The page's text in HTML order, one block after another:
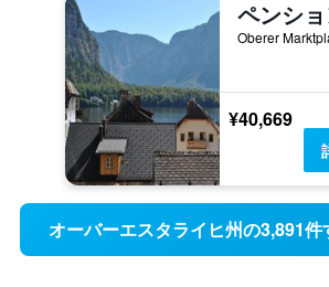
¥40,669
オーバーエスタライヒ州の3,891